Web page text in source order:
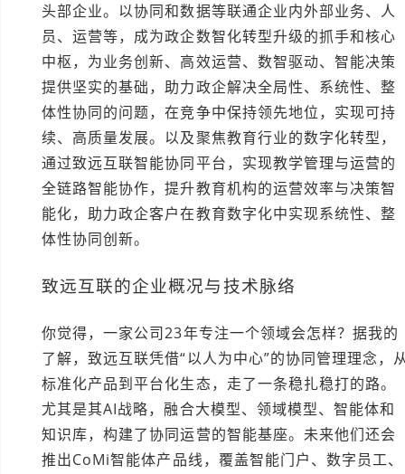
头部企业。以协同和数据等联通企业内外部业务、人
员、运营等，成为政企数智化转型升级的抓手和核心
中枢，为业务创新、高效运营、数智驱动、智能决策
提供坚实的基础，助力政企解决全局性、系统性、整
体性协同的问题，在竞争中保持领先地位，实现可持
续、高质量发展。以及聚焦教育行业的数字化转型，
通过致远互联智能协同平台，实现教学管理与运营的
全链路智能协作，提升教育机构的运营效率与决策智
能化，助力政企客户在教育数字化中实现系统性、整
体性协同创新。
致远互联的企业概况与技术脉络
你觉得，一家公司23年专注一个领域会怎样？据我的
了解，致远互联凭借“以人为中心”的协同管理理念，
标准化产品到平台化生态，走了一条稳扎稳打的路。
尤其是其AI战略，融合大模型、领域模型、智能体和
知识库，构建了协同运营的智能基座。未来他们还会
推出CoMi智能体产品线，覆盖智能门户、数字员工、